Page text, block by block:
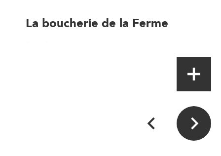
La boucherie de la Ferme